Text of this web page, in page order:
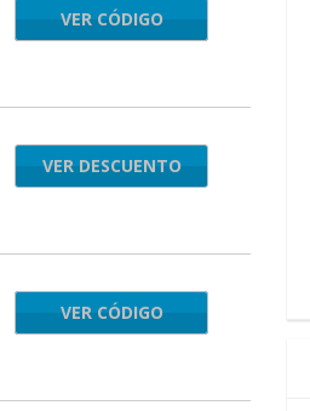
TIDE35
VER CÓDIGO
VER DESCUENTO
TIDE15
VER CÓDIGO